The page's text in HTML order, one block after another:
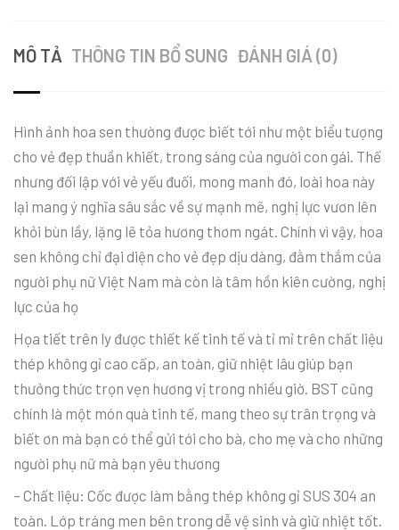
MÔ TẢ THÔNG TIN BỔ SUNG ĐÁNH GIÁ (0)
Hình ảnh hoa sen thường được biết tới như một biểu tượng
cho vẻ đẹp thuần khiết, trong sáng của người con gái. Thế
nhưng đối lập với vẻ yếu đuối, mong manh đó, loài hoa này
lại mang ý nghĩa sâu sắc về sự mạnh mẽ, nghị lực vươn lên
khỏi bùn lầy, lặng lẽ tỏa hương thơm ngát. Chính vì vậy, hoa
sen không chỉ đại diện cho vẻ đẹp dịu dàng, đằm thắm của
người phụ nữ Việt Nam mà còn là tâm hồn kiên cường, nghị
lực của họ
Họa tiết trên ly được thiết kế tinh tế và tỉ mỉ trên chất liệu
thép không gỉ cao cấp, an toàn, giữ nhiệt lâu giúp bạn
thưởng thức trọn vẹn hương vị trong nhiều giờ. BST cũng
chính là một món quà tinh tế, mang theo sự trân trọng và
biết ơn mà bạn có thể gửi tới cho bà, cho mẹ và cho những
người phụ nữ mà bạn yêu thương
– Chất liệu: Cốc được làm bằng thép không gỉ SUS 304 an
toàn. Lớp tráng men bên trong dễ vệ sinh và giữ nhiệt tốt.